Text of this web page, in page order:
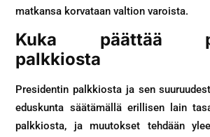
matkansa korvataan valtion varoista.
Kuka päättää
palkkiosta
Presidentin palkkiosta ja sen
eduskunta säätämällä erillisen lain
palkkiosta, ja muutokset tehdään